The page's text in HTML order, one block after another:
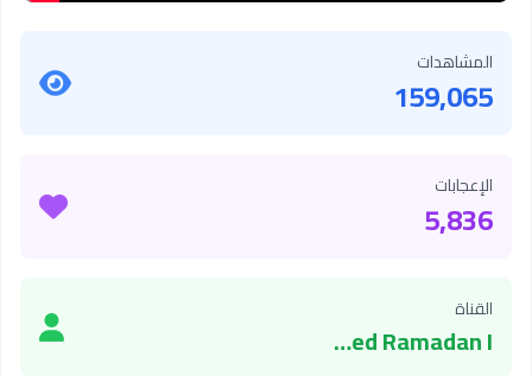
المشاهدات
159,065
الإعجابات
5,836
القناة
Mohamed Ramadan I محمد رمضان